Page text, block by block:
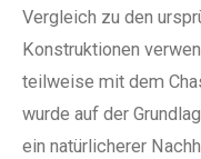
Vergleich zu den
Konstruktionen
teilweise mit dem
wurde auf der
ein natürlicherer